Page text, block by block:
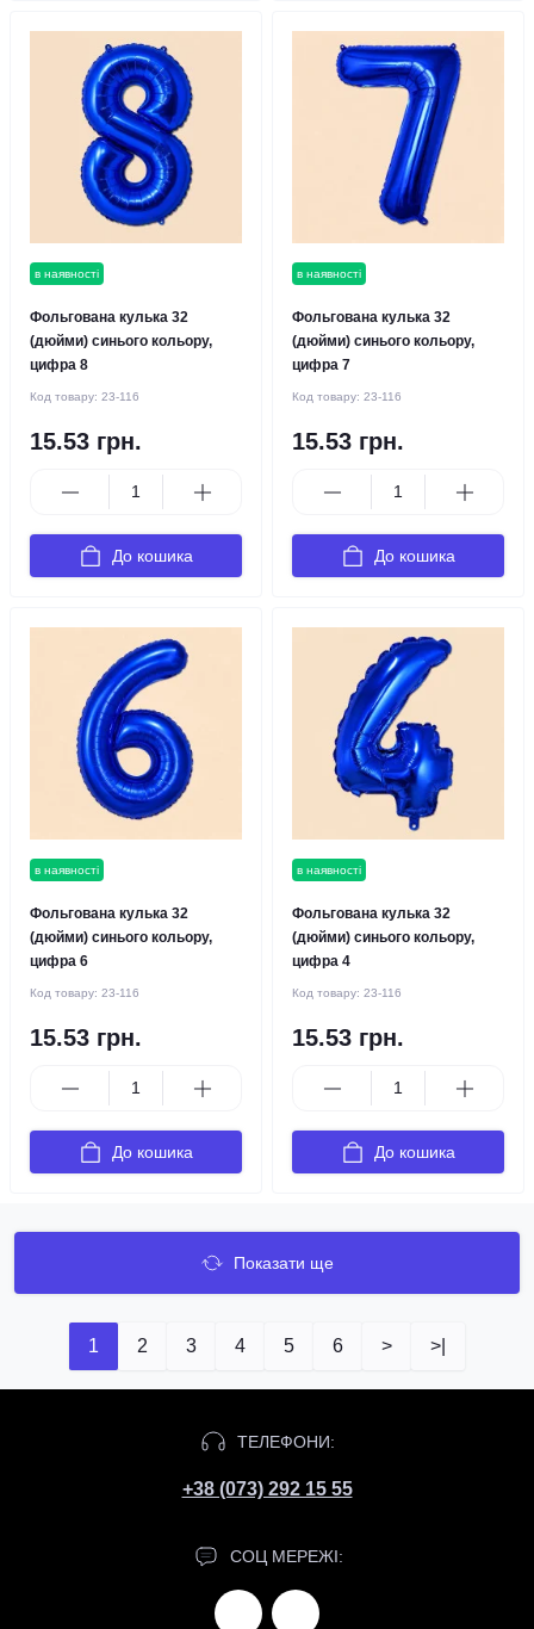
в наявності
Фольгована кулька 32
(дюйми) синього кольору,
цифра 8
Код товару: 23-116
15.53 грн.
До кошика
в наявності
Фольгована кулька 32
(дюйми) синього кольору,
цифра 7
Код товару: 23-116
15.53 грн.
До кошика
в наявності
Фольгована кулька 32
(дюйми) синього кольору,
цифра 6
Код товару: 23-116
15.53 грн.
До кошика
в наявності
Фольгована кулька 32
(дюйми) синього кольору,
цифра 4
Код товару: 23-116
15.53 грн.
До кошика
Показати ще
1 2 3 4 5 6 > >|
ТЕЛЕФОНИ:
+38 (073) 292 15 55
СОЦ МЕРЕЖІ: